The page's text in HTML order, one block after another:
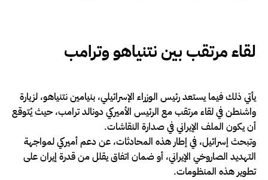
لقاء مرتقب بين نتنياهو وترامب
يأتي ذلك فيما يستعد رئيس الوزراء الإسرائيلي، بنيامين نتنياهو، لزيارة
واشنطن في لقاء مرتقب مع الرئيس الأميركي دونالد ترامب، حيث يُتوقع
أن يكون الملف الإيراني في صدارة النقاشات.
وتبحث إسرائيل، في إطار هذه المحادثات، عن دعم أميركي لمواجهة
التهديد الصاروخي الإيراني، أو ضمان اتفاق يقلل من قدرة إيران على
تطوير هذه المنظومات.